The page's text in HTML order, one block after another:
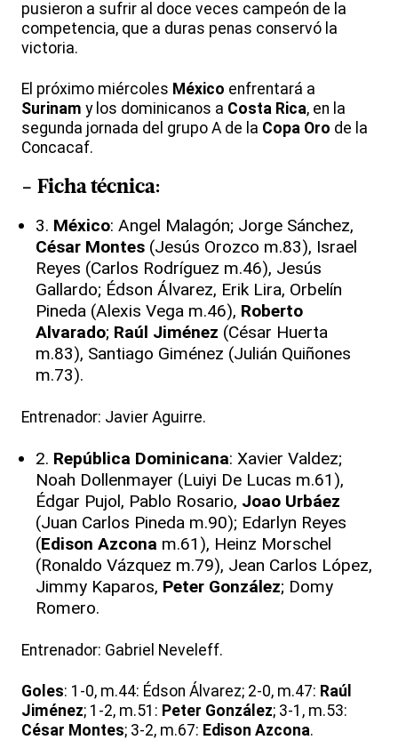
pusieron a sufrir al doce veces campeón de la
competencia, que a duras penas conservó la
victoria.
El próximo miércoles México enfrentará a
Surinam y los dominicanos a Costa Rica, en la
segunda jornada del grupo A de la Copa Oro de la
Concacaf.
- Ficha técnica:
3. México: Angel Malagón; Jorge Sánchez,
César Montes (Jesús Orozco m.83), Israel
Reyes (Carlos Rodríguez m.46), Jesús
Gallardo; Édson Álvarez, Erik Lira, Orbelín
Pineda (Alexis Vega m.46), Roberto
Alvarado; Raúl Jiménez (César Huerta
m.83), Santiago Giménez (Julián Quiñones
m.73).
Entrenador: Javier Aguirre.
2. República Dominicana: Xavier Valdez;
Noah Dollenmayer (Luiyi De Lucas m.61),
Édgar Pujol, Pablo Rosario, Joao Urbáez
(Juan Carlos Pineda m.90); Edarlyn Reyes
(Edison Azcona m.61), Heinz Morschel
(Ronaldo Vázquez m.79), Jean Carlos López,
Jimmy Kaparos, Peter González; Domy
Romero.
Entrenador: Gabriel Neveleff.
Goles: 1-0, m.44: Édson Álvarez; 2-0, m.47: Raúl
Jiménez; 1-2, m.51: Peter González; 3-1, m.53:
César Montes; 3-2, m.67: Edison Azcona.